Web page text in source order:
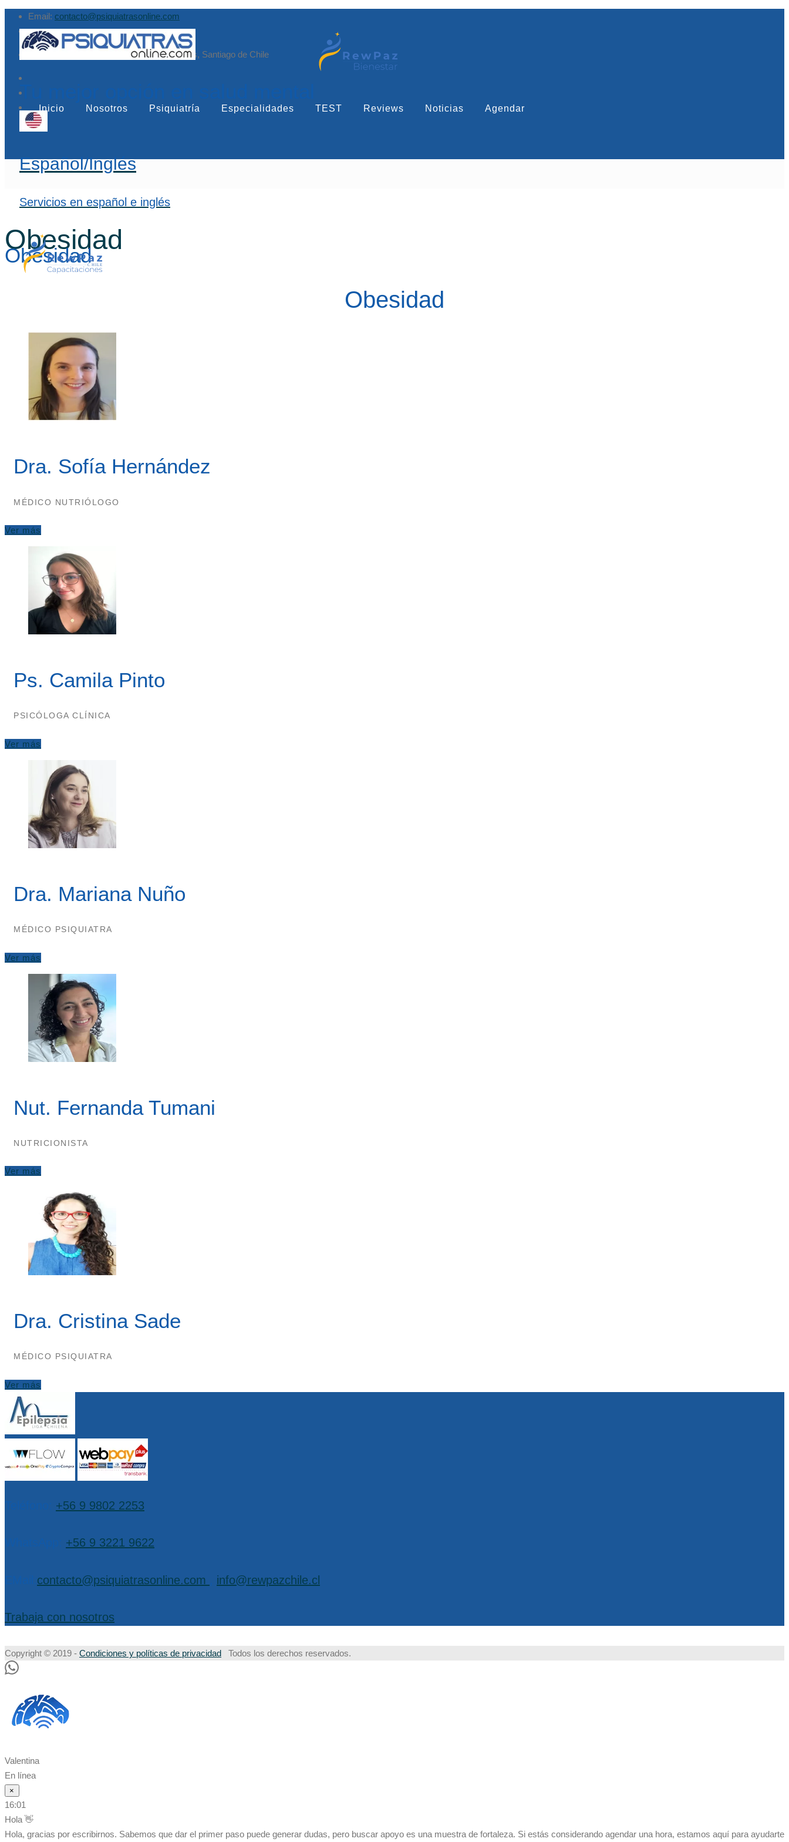
Email: contacto@psiquiatrasonline.com
Augusto Leguía Sur 79, of. 407, Las Condes, Santiago de Chile
Tu mejor opción en salud mental
Español/Inglés
Servicios en español e inglés
Inicio Nosotros Psiquiatría Especialidades TEST Reviews Noticias Agendar
Obesidad
Obesidad
Obesidad
Dra. Sofía Hernández
MÉDICO NUTRIÓLOGO
Ver más
Ps. Camila Pinto
PSICÓLOGA CLÍNICA
Ver más
Dra. Mariana Nuño
MÉDICO PSIQUIATRA
Ver más
Nut. Fernanda Tumani
NUTRICIONISTA
Ver más
Dra. Cristina Sade
MÉDICO PSIQUIATRA
Ver más
+56 9 9802 2253
+56 9 3221 9622
contacto@psiquiatrasonline.com info@rewpazchile.cl
Trabaja con nosotros
Copyright © 2019 - Condiciones y políticas de privacidad Todos los derechos reservados.
Valentina
En línea
×
16:01
Hola 👋
Hola, gracias por escribirnos. Sabemos que dar el primer paso puede generar dudas, pero buscar apoyo es una muestra de fortaleza. Si estás considerando agendar una hora, estamos aquí para ayudarte